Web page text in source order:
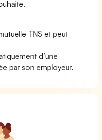
TNS et peut
d’une
par son employeur.